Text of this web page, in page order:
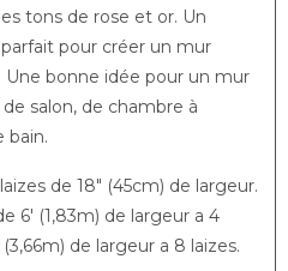
tons de rose et or. Un
pour créer un mur
Une bonne idée pour un mur
salon, de chambre à
bain.
de 18″ (45cm) de largeur.
6′ (1,83m) de largeur a 4
de largeur a 8 laizes.